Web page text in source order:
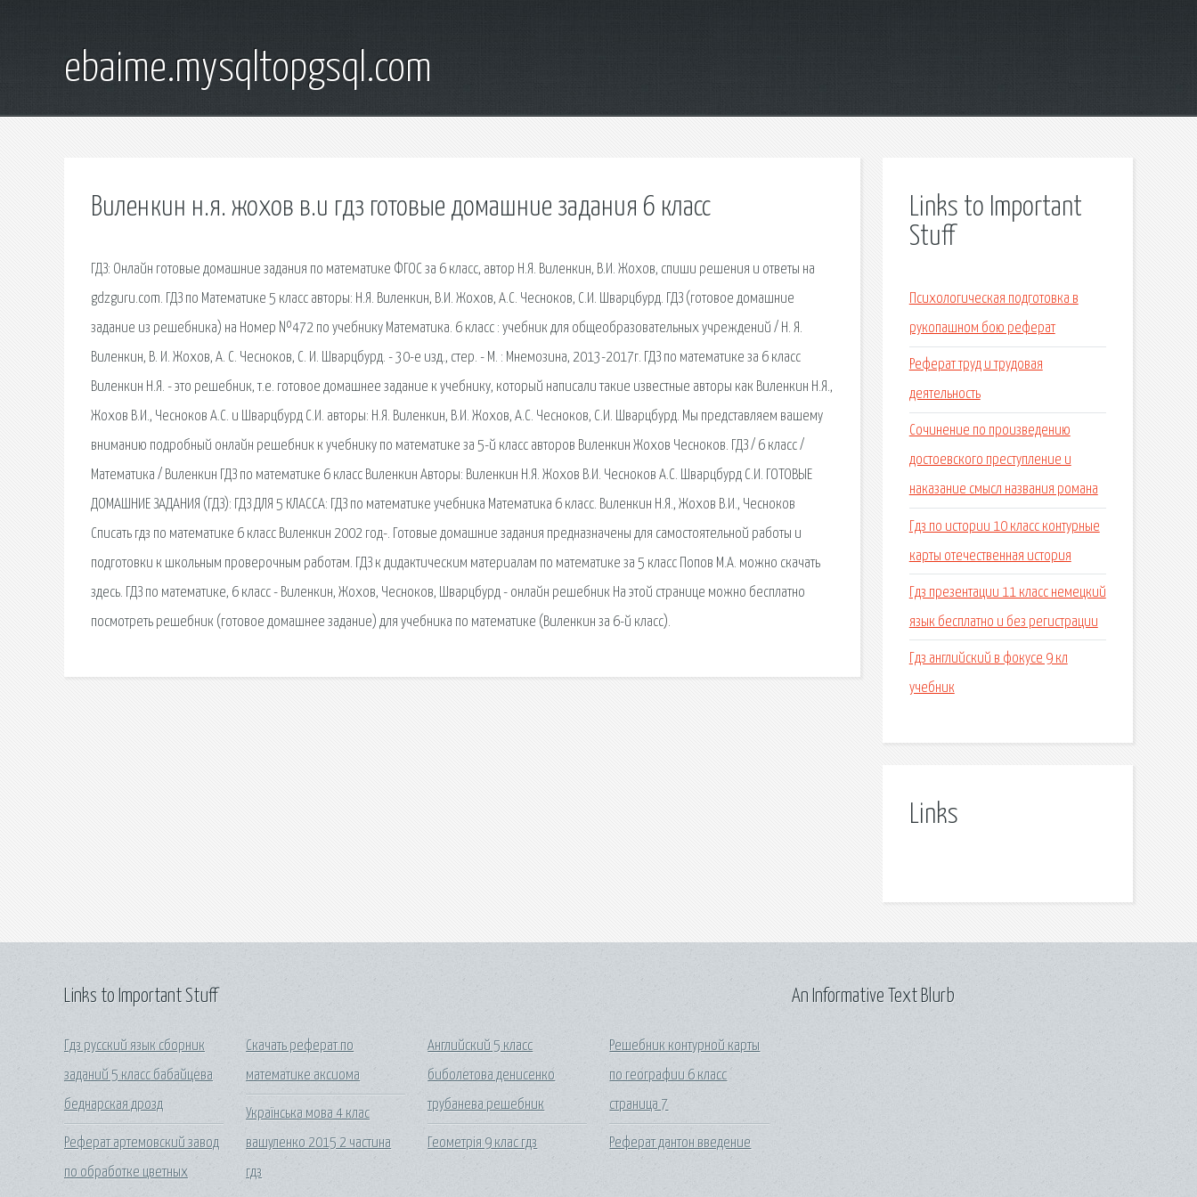
ebaime.mysqltopgsql.com
Виленкин н.я. жохов в.и гдз готовые домашние задания 6 класс
ГДЗ: Онлайн готовые домашние задания по математике ФГОС за 6 класс, автор Н.Я. Виленкин, В.И. Жохов, спиши решения и ответы на
gdzguru.com. ГДЗ по Математике 5 класс авторы: Н.Я. Виленкин, В.И. Жохов, А.С. Чесноков, С.И. Шварцбурд. ГДЗ (готовое домашние
задание из решебника) на Номер №472 по учебнику Математика. 6 класс : учебник для общеобразовательных учреждений / Н. Я.
Виленкин, В. И. Жохов, А. С. Чесноков, С. И. Шварцбурд. - 30-е изд., стер. - М. : Мнемозина, 2013-2017г. ГДЗ по математике за 6 класс
Виленкин Н.Я. - это решебник, т.е. готовое домашнее задание к учебнику, который написали такие известные авторы как Виленкин Н.Я.,
Жохов В.И., Чесноков А.С. и Шварцбурд С.И. авторы: Н.Я. Виленкин, В.И. Жохов, А.С. Чесноков, С.И. Шварцбурд. Мы представляем вашему
вниманию подробный онлайн решебник к учебнику по математике за 5-й класс авторов Виленкин Жохов Чесноков. ГДЗ / 6 класс /
Математика / Виленкин ГДЗ по математике 6 класс Виленкин Авторы: Виленкин Н.Я. Жохов В.И. Чесноков А.С. Шварцбурд С.И. ГОТОВЫЕ
ДОМАШНИЕ ЗАДАНИЯ (ГДЗ): ГДЗ ДЛЯ 5 КЛАССА: ГДЗ по математике учебника Математика 6 класс. Виленкин Н.Я., Жохов В.И., Чесноков
Списать гдз по математике 6 класс Виленкин 2002 год-. Готовые домашние задания предназначены для самостоятельной работы и
подготовки к школьным проверочным работам. ГДЗ к дидактическим материалам по математике за 5 класс Попов М.А. можно скачать
здесь. ГДЗ по математике, 6 класс - Виленкин, Жохов, Чесноков, Шварцбурд - онлайн решебник На этой странице можно бесплатно
посмотреть решебник (готовое домашнее задание) для учебника по математике (Виленкин за 6-й класс).
Links to Important
Stuff
Психологическая подготовка в
рукопашном бою реферат
Реферат труд и трудовая
деятельность
Сочинение по произведению
достоевского преступление и
наказание смысл названия романа
Гдз по истории 10 класс контурные
карты отечественная история
Гдз презентации 11 класс немецкий
язык бесплатно и без регистрации
Гдз английский в фокусе 9 кл
учебник
Links
Links to Important Stuff
Гдз русский язык сборник
заданий 5 класс бабайцева
беднарская дрозд
Реферат артемовский завод
по обработке цветных
Скачать реферат по
математике аксиома
Українська мова 4 клас
вашуленко 2015 2 частина
гдз
Английский 5 класс
биболетова денисенко
трубанева решебник
Геометрія 9 клас гдз
Решебник контурной карты
по географии 6 класс
страница 7
Реферат дантон введение
An Informative Text Blurb